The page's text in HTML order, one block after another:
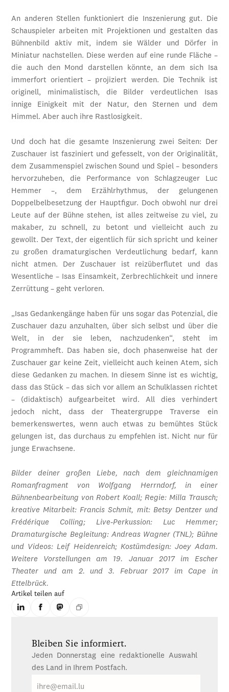
An anderen Stellen funktioniert die Inszenierung gut. Die
Schauspieler arbeiten mit Projektionen und gestalten das
Bühnenbild aktiv mit, indem sie Wälder und Dörfer in
Miniatur nachstellen. Diese werden auf eine runde Fläche –
die auch den Mond darstellen könnte, an dem sich Isa
immerfort orientiert – projiziert werden. Die Technik ist
originell, minimalistisch, die Bilder verdeutlichen Isas
innige Einigkeit mit der Natur, den Sternen und dem
Himmel. Aber auch ihre Rastlosigkeit.
Und doch hat die gesamte Inszenierung zwei Seiten: Der
Zuschauer ist fasziniert und gefesselt, von der Originalität,
dem Zusammenspiel zwischen Sound und Spiel – besonders
hervorzuheben, die Performance von Schlagzeuger Luc
Hemmer –, dem Erzählrhythmus, der gelungenen
Doppelbelbesetzung der Hauptfigur. Doch obwohl nur drei
Leute auf der Bühne stehen, ist alles zeitweise zu viel, zu
makaber, zu schnell, zu betont und vielleicht auch zu
gewollt. Der Text, der eigentlich für sich spricht und keiner
zu großen dramaturgischen Verdeutlichung bedarf, kann
nicht atmen. Der Zuschauer ist reizüberflutet und das
Wesentliche – Isas Einsamkeit, Zerbrechlichkeit und innere
Zerrüttung – geht verloren.
„Isas Gedankengänge haben für uns sogar das Potenzial, die
Zuschauer dazu anzuhalten, über sich selbst und über die
Welt, in der sie leben, nachzudenken“, steht im
Programmheft. Das haben sie, doch phasenweise hat der
Zuschauer gar keine Zeit, vielleicht auch keinen Atem, sich
diese Gedanken zu machen. In diesem Sinne ist es wichtig,
dass das Stück – das sich vor allem an Schulklassen richtet
– (didaktisch) aufgearbeitet wird. All dies verhindert
jedoch nicht, dass der Theatergruppe Traverse ein
bemerkenswertes, wenn auch etwas zu bemühtes Stück
gelungen ist, das durchaus zu empfehlen ist. Nicht nur für
junge Erwachsene.
Bilder deiner großen Liebe, nach dem gleichnamigen
Romanfragment von Wolfgang Herrndorf, in einer
Bühnenbearbeitung von Robert Koall; Regie: Milla Trausch;
kreative Mitarbeit: Francis Schmit, mit: Betsy Dentzer und
Frédérique Colling; Live-Perkussion: Luc Hemmer;
Dramaturgische Begleitung: Andreas Wagner (TNL); Bühne
und Videos: Leif Heidenreich; Kostümdesign: Joey Adam.
Weitere Vorstellungen am 19. Januar 2017 im Escher
Theater und am 2. und 3. Februar 2017 im Cape in
Ettelbrück.
Artikel teilen auf
Bleiben Sie informiert.
Jeden Donnerstag eine redaktionelle Auswahl
des Land in Ihrem Postfach.
Mail